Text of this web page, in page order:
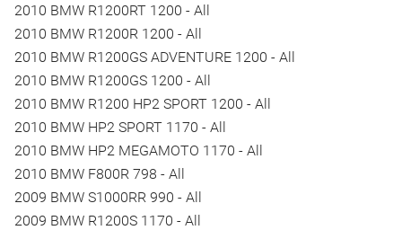
2010 BMW R1200RT 1200 - All
2010 BMW R1200R 1200 - All
2010 BMW R1200GS ADVENTURE 1200 - All
2010 BMW R1200GS 1200 - All
2010 BMW R1200 HP2 SPORT 1200 - All
2010 BMW HP2 SPORT 1170 - All
2010 BMW HP2 MEGAMOTO 1170 - All
2010 BMW F800R 798 - All
2009 BMW S1000RR 990 - All
2009 BMW R1200S 1170 - All